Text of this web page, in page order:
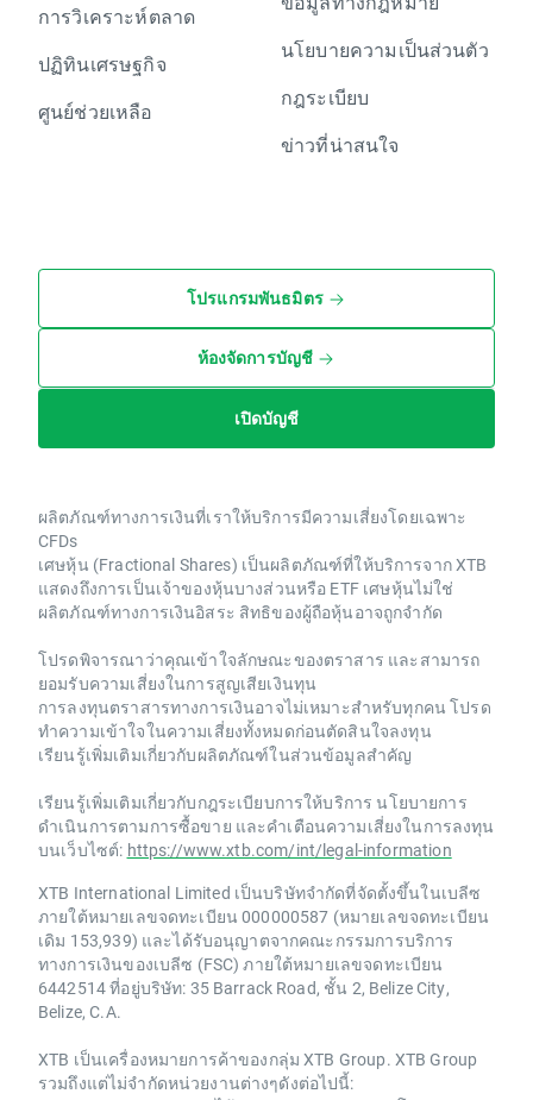
การวิเคราะห์ตลาด
ปฏิทินเศรษฐกิจ
ศูนย์ช่วยเหลือ
นโยบายความเป็นส่วนตัว
กฎระเบียบ
ข่าวที่น่าสนใจ
โปรแกรมพันธมิตร
ห้องจัดการบัญชี
เปิดบัญชี
ผลิตภัณฑ์ทางการเงินที่เราให้บริการมีความเสี่ยงโดยเฉพาะ
CFDs
เศษหุ้น (Fractional Shares) เป็นผลิตภัณฑ์ที่ให้บริการจาก XTB
แสดงถึงการเป็นเจ้าของหุ้นบางส่วนหรือ ETF เศษหุ้นไม่ใช่
ผลิตภัณฑ์ทางการเงินอิสระ สิทธิของผู้ถือหุ้นอาจถูกจำกัด
โปรดพิจารณาว่าคุณเข้าใจลักษณะของตราสาร และสามารถ
ยอมรับความเสี่ยงในการสูญเสียเงินทุน
การลงทุนตราสารทางการเงินอาจไม่เหมาะสำหรับทุกคน โปรด
ทำความเข้าใจในความเสี่ยงทั้งหมดก่อนตัดสินใจลงทุน
เรียนรู้เพิ่มเติมเกี่ยวกับผลิตภัณฑ์ในส่วนข้อมูลสำคัญ
เรียนรู้เพิ่มเติมเกี่ยวกับกฎระเบียบการให้บริการ นโยบายการ
ดำเนินการตามการซื้อขาย และคำเตือนความเสี่ยงในการลงทุน
บนเว็บไซต์: https://www.xtb.com/int/legal-information
XTB International Limited เป็นบริษัทจำกัดที่จัดตั้งขึ้นในเบลีซ
ภายใต้หมายเลขจดทะเบียน 000000587 (หมายเลขจดทะเบียน
เดิม 153,939) และได้รับอนุญาตจากคณะกรรมการบริการ
ทางการเงินของเบลีซ (FSC) ภายใต้หมายเลขจดทะเบียน
6442514 ที่อยู่บริษัท: 35 Barrack Road, ชั้น 2, Belize City,
Belize, C.A.
XTB เป็นเครื่องหมายการค้าของกลุ่ม XTB Group. XTB Group
รวมถึงแต่ไม่จำกัดหน่วยงานต่างๆดังต่อไปนี้: